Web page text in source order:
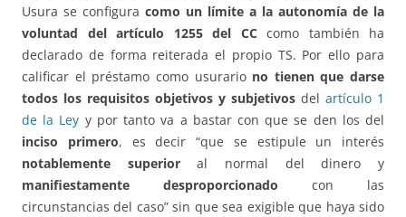
Usura se configura como un límite a la autonomía de la
voluntad del artículo 1255 del CCcomo también ha
declarado de forma reiterada el propio TS. Por ello para
calificar el préstamo como usurario no tienen que darse
todos los requisitos objetivos y subjetivos del artículo 1
de la Ley y por tanto va a bastar con que se den los del
inciso primero, es decir “que se estipule un interés
notablemente superioral normal del dinero y
manifiestamente desproporcionado con las
circunstancias del caso” sin que sea exigible que haya sido